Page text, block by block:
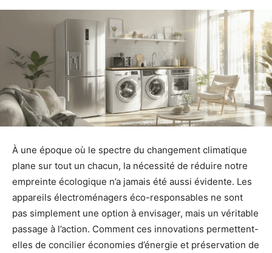
À une époque où le spectre du changement climatique
plane sur tout un chacun, la nécessité de réduire notre
empreinte écologique n’a jamais été aussi évidente. Les
appareils électroménagers éco-responsables ne sont
pas simplement une option à envisager, mais un véritable
passage à l’action. Comment ces innovations permettent-
elles de concilier économies d’énergie et préservation de